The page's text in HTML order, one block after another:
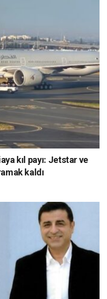
kıl payı: Jetstar ve
kaldı